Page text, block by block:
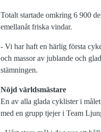
Totalt startade omkring 6 900
emellanåt friska vindar.
- Vi har haft en härlig första
och massor av jublande och
stämningen.
Nöjd världsmästare
En av alla glada cyklister i
med en grupp tjejer i Team